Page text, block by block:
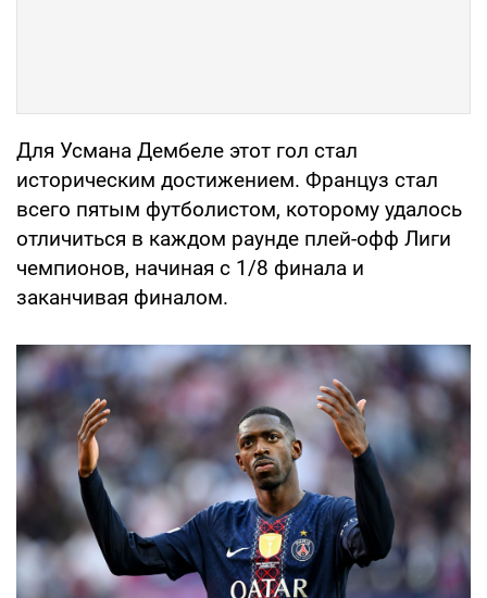
Для Усмана Дембеле этот гол стал
историческим достижением. Француз стал
всего пятым футболистом, которому удалось
отличиться в каждом раунде плей-офф Лиги
чемпионов, начиная с 1/8 финала и
заканчивая финалом.